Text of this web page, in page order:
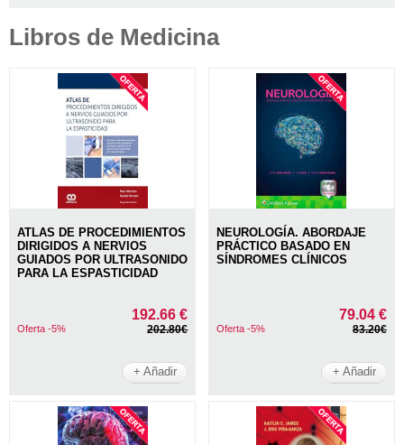
Libros de Medicina
ATLAS DE PROCEDIMIENTOS
DIRIGIDOS A NERVIOS
GUIADOS POR ULTRASONIDO
PARA LA ESPASTICIDAD
192.66 €
Oferta -5% 202.80€
+ Añadir
NEUROLOGÍA. ABORDAJE
PRÁCTICO BASADO EN
SÍNDROMES CLÍNICOS
79.04 €
Oferta -5% 83.20€
+ Añadir